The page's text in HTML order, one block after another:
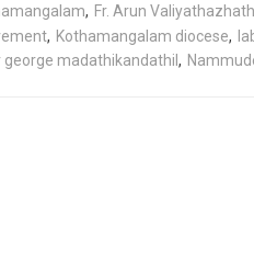
, Fr. Arun
, Kothamangalam diocese,
george madathikandathil ,